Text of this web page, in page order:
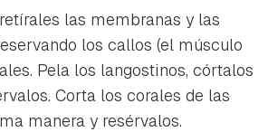
como favorito, primero has de
tu cuenta de Hogarmanía.
las membranas y las
los callos (el músculo
Pela los langostinos, córtalos
Corta los corales de las
manera y resérvalos.
enviado
suscribirte a nuestro boletín.